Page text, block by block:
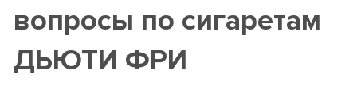
вопросы по сигаретам
ДЬЮТИ ФРИ